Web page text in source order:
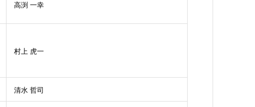
高渕 一幸
村上 虎一
清水 哲司